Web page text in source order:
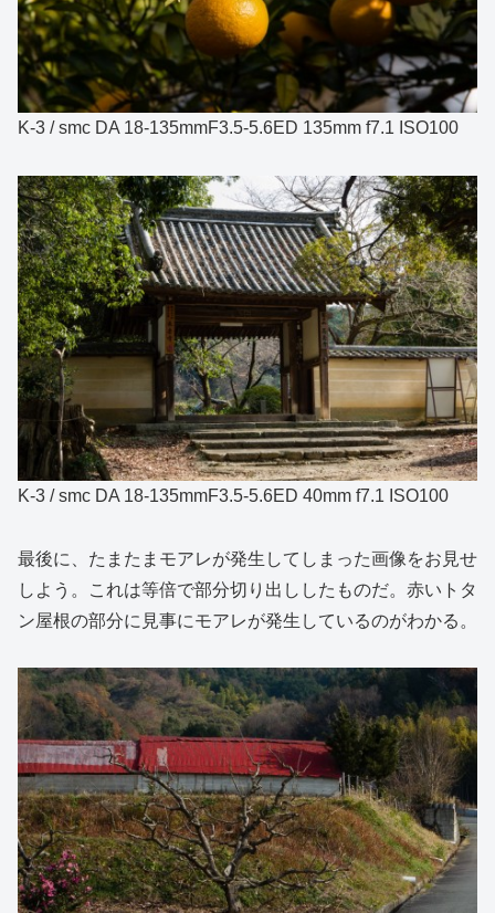
K-3 / smc DA 18-135mmF3.5-5.6ED 135mm f7.1 ISO100
K-3 / smc DA 18-135mmF3.5-5.6ED 40mm f7.1 ISO100
最後に、たまたまモアレが発生してしまった画像をお見せ
しよう。これは等倍で部分切り出ししたものだ。赤いトタ
ン屋根の部分に見事にモアレが発生しているのがわかる。